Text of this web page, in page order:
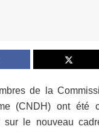
de la
(CNDH) ont été
sur le nouveau